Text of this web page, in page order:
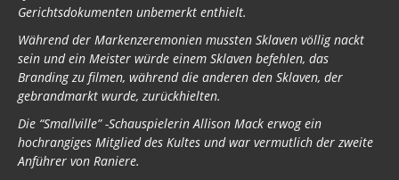
Gerichtsdokumenten unbemerkt enthielt.
Während der Markenzeremonien mussten Sklaven völlig nackt
sein und ein Meister würde einem Sklaven befehlen, das
Branding zu filmen, während die anderen den Sklaven, der
gebrandmarkt wurde, zurückhielten.
Die “Smallville” -Schauspielerin Allison Mack erwog ein
hochrangiges Mitglied des Kultes und war vermutlich der zweite
Anführer von Raniere.